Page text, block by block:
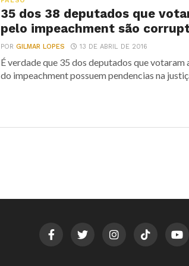
35 dos 38 deputados que
pelo impeachment são
PORGILMAR LOPES 13 DE ABRIL DE 2016
É verdade que 35 dos deputados que votaram
do impeachment possuem pendencias na